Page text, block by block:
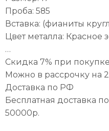
Проба: 585
Вставка: (фианиты
Цвет металла: Красное
…
Скидка 7% при
Можно в рассрочку на
Доставка по РФ
Бесплатная доставка
50000р.